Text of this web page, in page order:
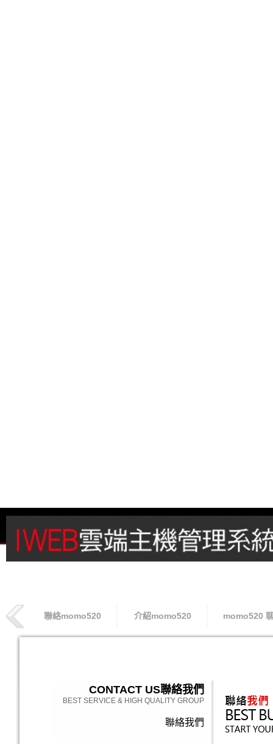
聯絡momo520 介紹momo520 momo520
索取專線
CONTACT US聯絡我們
BEST SERVICE & HIGH QUALITY GROUP
聯絡我們